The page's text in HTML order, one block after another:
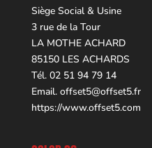
Siège Social & Usine
3 rue de la Tour
LA MOTHE ACHARD
85150 LES ACHARDS
Tél. 02 51 94 79 14
Email. offset5@offset5.fr
https://www.offset5.com